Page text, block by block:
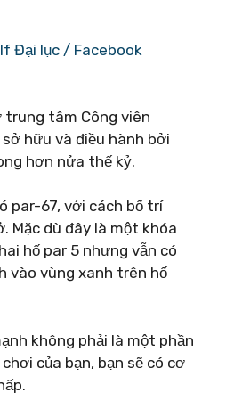
Đại lục / Facebook
trung tâm Công viên
hữu và điều hành bởi
hơn nửa thế kỷ.
par-67, với cách bố trí
Mặc dù đây là một khóa
hố par 5 nhưng vẫn có
vào vùng xanh trên hố
không phải là một phần
của bạn, bạn sẽ có cơ